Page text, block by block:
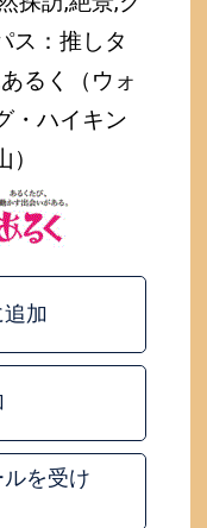
ス：推しタ
るく（ウォ
・ハイキン
加
を受け